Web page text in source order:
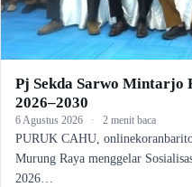
Pj Sekda Sarwo Mintarjo
2026–2030
6 Agustus 2026 · 2 menit baca
PURUK CAHU,
Murung Raya menggelar
2026…